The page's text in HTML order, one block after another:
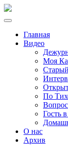
Главная
Видео
Моя
По
Гость
О нас
Архив